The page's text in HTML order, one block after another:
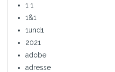
1 1
1&1
1und1
2021
adobe
adresse